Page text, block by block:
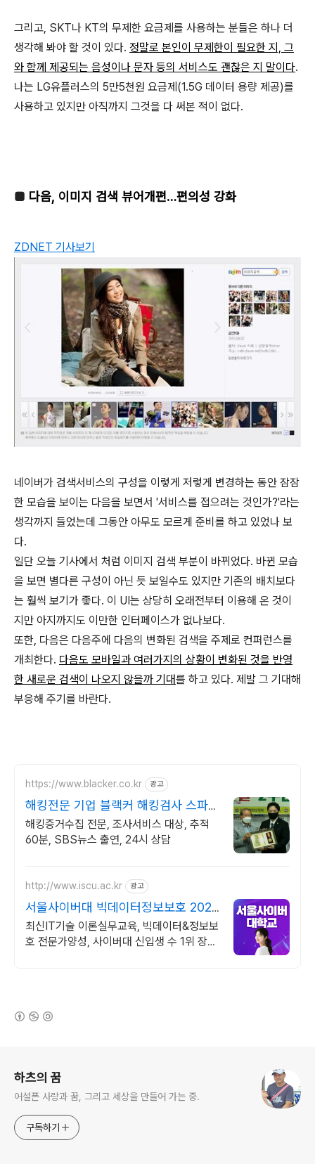
그리고, SKT나 KT의 무제한 요금제를 사용하는 분들은 하나 더
생각해 봐야 할 것이 있다. 정말로 본인이 무제한이 필요한 지, 그
와 함께 제공되는 음성이나 문자 등의 서비스도 괜찮은 지 말이다.
나는 LG유플러스의 5만5천원 요금제(1.5G 데이터 용량 제공)를
사용하고 있지만 아직까지 그것을 다 써본 적이 없다.
■ 다음, 이미지 검색 뷰어개편…편의성 강화
ZDNET 기사보기
네이버가 검색서비스의 구성을 이렇게 저렇게 변경하는 동안 잠잠
한 모습을 보이는 다음을 보면서 '서비스를 접으려는 것인가?'라는
생각까지 들었는데 그동안 아무도 모르게 준비를 하고 있었나 보
다.
일단 오늘 기사에서 처럼 이미지 검색 부분이 바뀌었다. 바뀐 모습
을 보면 별다른 구성이 아닌 듯 보일수도 있지만 기존의 배치보다
는 훨씩 보기가 좋다. 이 UI는 상당히 오래전부터 이용해 온 것이
지만 아지까지도 이만한 인터페이스가 없나보다.
또한, 다음은 다음주에 다음의 변화된 검색을 주제로 컨퍼런스를
개최한다. 다음도 모바일과 여러가지의 상황이 변화된 것을 반영
한 새로운 검색이 나오지 않을까 기대를 하고 있다. 제발 그 기대해
부응해 주기를 바란다.
https://www.blacker.co.kr 광고
해킹전문 기업 블랙커 해킹검사 스파이
앱 탐지 전문
해킹증거수집 전문, 조사서비스 대상, 추적
60분, SBS뉴스 출연, 24시 상담
http://www.iscu.ac.kr 광고
서울사이버대 빅데이터정보보호 2026
가을학기 신편입생
최신IT기술 이론실무교육, 빅데이터&정보보
호 전문가양성, 사이버대 신입생 수 1위 장학
하츠의 꿈
어설픈 사랑과 꿈, 그리고 세상을 만들어 가는 중.
구독하기